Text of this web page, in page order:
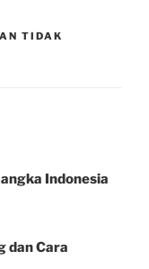
TIDAK
Indonesia
dan Cara